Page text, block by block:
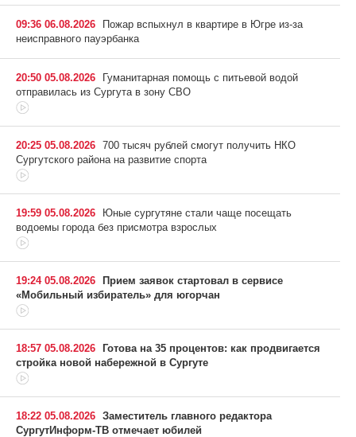
09:36 06.08.2026
Пожар вспыхнул в квартире в Югре из-за
неисправного пауэрбанка
20:50 05.08.2026
Гуманитарная помощь с питьевой водой
отправилась из Сургута в зону СВО
20:25 05.08.2026 700 тысяч рублей смогут получить НКО
Сургутского района на развитие спорта
19:59 05.08.2026
Юные сургутяне стали чаще посещать
водоемы города без присмотра взрослых
19:24 05.08.2026 Прием заявок стартовал в сервисе
«Мобильный избиратель» для югорчан
18:57 05.08.2026 Готова на 35 процентов: как продвигается
стройка новой набережной в Сургуте
18:22 05.08.2026 Заместитель главного редактора
СургутИнформ-ТВ отмечает юбилей